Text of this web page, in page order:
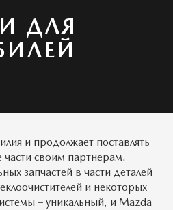
ДЛЯ
и продолжает поставлять
части своим партнерам.
запчастей в части деталей
и некоторых
– уникальный, и Mazda